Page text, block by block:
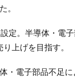
。
定。半導体・電
上げを目指す。
・電子部品不足